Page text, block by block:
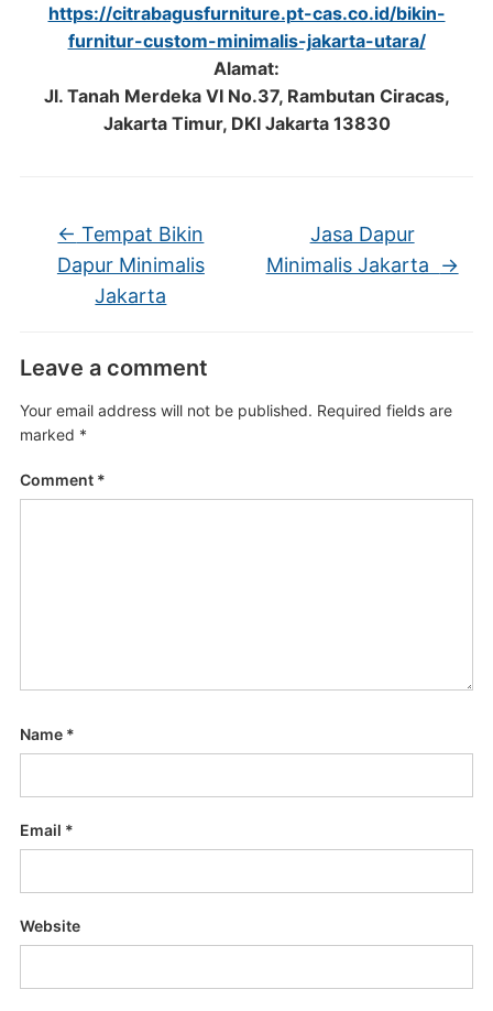
https://citrabagusfurniture.pt-cas.co.id/bikin-
furnitur-custom-minimalis-jakarta-utara/
Alamat:
Jl. Tanah Merdeka VI No.37, Rambutan Ciracas,
Jakarta Timur, DKI Jakarta 13830
← Tempat Bikin
Dapur Minimalis
Jakarta
Jasa Dapur
Minimalis Jakarta
→
Leave a comment
Your email address will not be published. Required fields are
marked *
Comment *
Name *
Email *
Website